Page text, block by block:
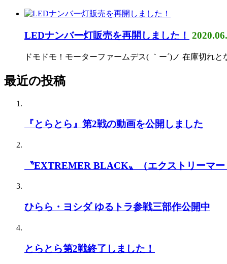
LEDナンバー灯販売を再開しました！
ドモドモ！モーターファームデス( ｀ー´)ノ 在庫切れ
最近の投稿
『とらとら』第2戦の動画を公開しました
〝EXTREMER BLACK〟（エクストリーマ
ひらら・ヨシダ ゆるトラ参戦三部作公開中
とらとら第2戦終了しました！